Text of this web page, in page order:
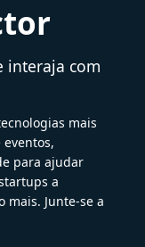
interaja com
mais
para ajudar
a
mais. Junte-se a